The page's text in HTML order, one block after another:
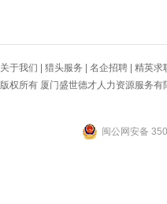
关于我们 猎头服务 名企招聘
精英求
版权所有 厦门盛世德才人力资源服务
闽公网安备